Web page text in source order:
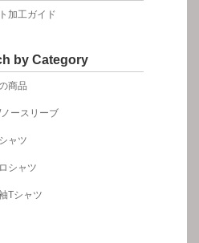
加工ガイド
by Category
商品
ースリーブ
ャツ
シャツ
Tシャツ